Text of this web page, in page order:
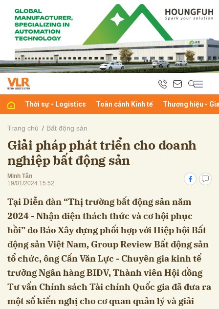
Thời sự - Logistics Toàn cảnh Kinh tế Thương hiệu -
Trang chủ Bất động sản
Giải pháp phát triển cho doanh
nghiệp bất động sản
Minh Tân
19/01/2024 15:52
Tại Diễn đàn “Thị trường bất động sản năm
2024 - Nhận diện thách thức và cơ hội phục
hồi” do Báo Xây dựng phối hợp với Hiệp hội Bất
động sản Việt Nam, Group Review Bất động sản
tổ chức, ông Cấn Văn Lực - Chuyên gia kinh tế
trưởng Ngân hàng BIDV, Thành viên Hội đồng
Tư vấn Chính sách Tài chính Quốc gia đã đưa ra
một số kiến nghị cho cơ quan quản lý và giải
luận
Hủy